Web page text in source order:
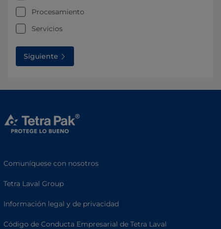
Procesamiento
Servicios
Siguiente
Comuníquese con nosotros
Tetra Laval Group
Información legal y de privacidad
Código de Conducta Empresarial de Tetra Laval